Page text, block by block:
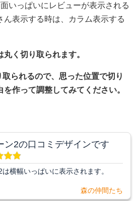
いっぱいにレビューが表示される
ん表示する時は、カラム表示する
丸く切り取られます。
られるので、思った位置で切り
作って調整してみてください。
ン2の口コミデザインです
は横幅いっぱいに表示されます。
森の仲間たち